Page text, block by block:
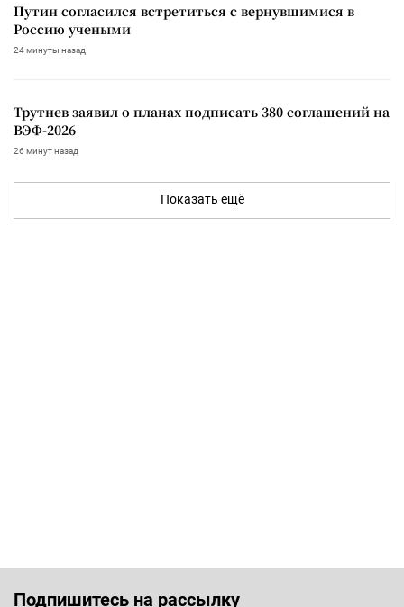
Путин согласился встретиться с вернувшимися в
Россию учеными
24 минуты назад
Трутнев заявил о планах подписать 380 соглашений на
ВЭФ-2026
26 минут назад
Показать ещё
Подпишитесь на рассылку